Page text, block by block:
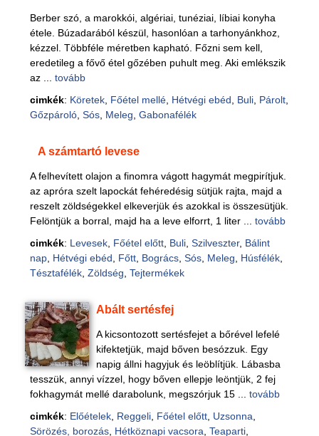
Berber szó, a marokkói, algériai, tunéziai, líbiai konyha
étele. Búzadarából készül, hasonlóan a tarhonyánkhoz,
kézzel. Többféle méretben kapható. Főzni sem kell,
eredetileg a fővő étel gőzében puhult meg. Aki emlékszik
az ... tovább
cimkék: Köretek, Főétel mellé, Hétvégi ebéd Buli, Párolt,
Gőzpároló, Sós, Meleg Gabonafélék
A számtartó levese
A felhevített olajon a finomra vágott hagymát megpirítjuk.
az apróra szelt lapockát fehéredésig sütjük rajta, majd a
reszelt zöldségekkel elkeverjük és azokkal is összesütjük.
Felöntjük a borral, majd ha a leve elforrt, 1 liter ... tovább
cimkék: Levesek, Főétel előtt, Buli, Szilveszter, Bálint
nap, Hétvégi ebéd Főtt, Bogrács, Sós, Meleg Húsfélék,
Tésztafélék, Zöldség Tejtermékek
Abált sertésfej
A kicsontozott sertésfejet a bőrével lefelé
kifektetjük, majd bőven besózzuk. Egy
napig állni hagyjuk és leöblítjük. Lábasba
tesszük, annyi vízzel, hogy bőven ellepje leöntjük, 2 fej
fokhagymát mellé darabolunk, megszórjuk 15 ... tovább
cimkék: Előételek, Reggeli, Főétel előtt, Uzsonna
Sörözés, borozás, Hétköznapi vacsora Teaparti,